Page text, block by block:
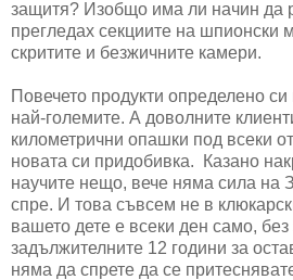
защитя? Изобщо има ли начин да
прегледах секциите на шпионски
скритите и безжичните камери.
Повечето продукти определено
най-големите. А доволните
километрични опашки под всеки
новата си придобивка. Казано
научите нещо, вече няма сила на
спре. И това съвсем не в
вашето дете е всеки ден само,
задължителните 12 години за
няма да спрете да се